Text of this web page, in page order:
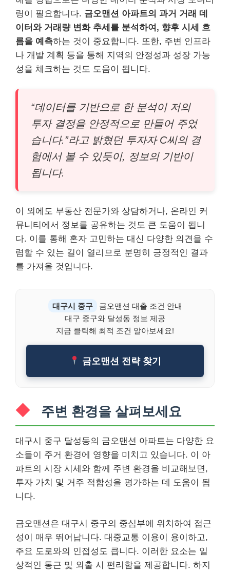
링이 필요합니다. 금오맨션 아파트의 과거 거래 데
이터와 거래량 변화 추세를 분석하여, 향후 시세 흐
름을 예측하는 것이 중요합니다. 또한, 주변 인프라
나 개발 계획 등을 통해 지역의 안정성과 성장 가능
성을 체크하는 것도 도움이 됩니다.
“데이터를 기반으로 한 분석이 저의
투자 결정을 안정적으로 만들어 주었
습니다.”라고 밝혔던 투자자 C씨의 경
험에서 볼 수 있듯이, 정보의 기반이
됩니다.
이 외에도 부동산 전문가와 상담하거나, 온라인 커
뮤니티에서 정보를 공유하는 것도 큰 도움이 됩니
다. 이를 통해 혼자 고민하는 대신 다양한 의견을 수
렴할 수 있는 길이 열리므로 분명히 긍정적인 결과
를 가져올 것입니다.
대구시 중구
금오맨션 대출 조건 안내
대구 중구와 달성동 정보 제공
지금 클릭해 최적 조건 알아보세요!
금오맨션 전략 찾기
주변 환경을 살펴보세요
대구시 중구 달성동의 금오맨션 아파트는 다양한 요
소들이 주거 환경에 영향을 미치고 있습니다. 이 아
파트의 시장 시세와 함께 주변 환경을 비교해보면,
투자 가치 및 거주 적합성을 평가하는 데 도움이 됩
니다.
금오맨션은 대구시 중구의 중심부에 위치하여 접근
성이 매우 뛰어납니다. 대중교통 이용이 용이하고,
주요 도로와의 인접성도 큽니다. 이러한 요소는 일
상적인 통근 및 외출 시 편리함을 제공합니다. 하지